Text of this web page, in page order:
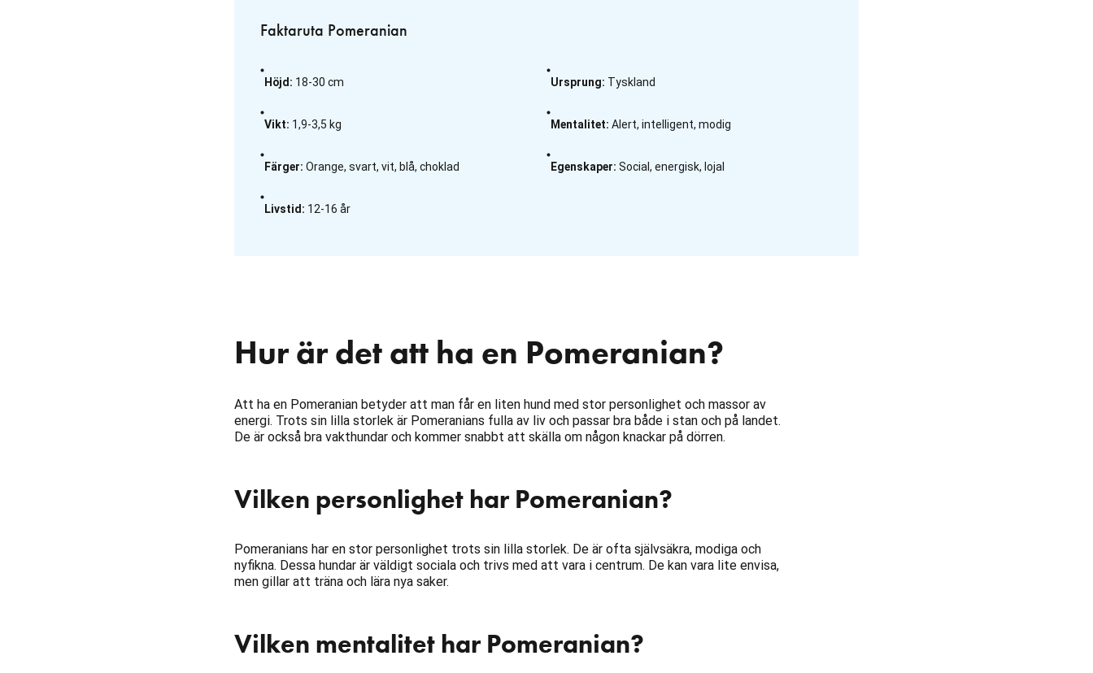
Faktaruta Pomeranian
Höjd: 18-30 cm
Vikt: 1,9-3,5 kg
Färger: Orange, svart, vit, blå, choklad
Livstid: 12-16 år
Ursprung: Tyskland
Mentalitet: Alert, intelligent, modig
Egenskaper: Social, energisk, lojal
Hur är det att ha en Pomeranian?
Att ha en Pomeranian betyder att man får en liten hund med stor personlighet och massor av
energi. Trots sin lilla storlek är Pomeranians fulla av liv och passar bra både i stan och på landet.
De är också bra vakthundar och kommer snabbt att skälla om någon knackar på dörren.
Vilken personlighet har Pomeranian?
Pomeranians har en stor personlighet trots sin lilla storlek. De är ofta självsäkra, modiga och
nyfikna. Dessa hundar är väldigt sociala och trivs med att vara i centrum. De kan vara lite envisa,
men gillar att träna och lära nya saker.
Vilken mentalitet har Pomeranian?